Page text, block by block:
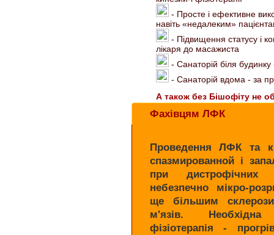
- Просте і ефективне
навіть «недалеким»
- Підвищення статусу і
лікаря до масажиста
- Санаторій біля будинку
- Санаторій вдома - за
А також без Бішофіту не
Фахівцям ЛФК
Проведення ЛФК та
спазмированной і
при дистрофічних
небезпечно мікро-
ще більшим
м'язів.
фізіотерапія -